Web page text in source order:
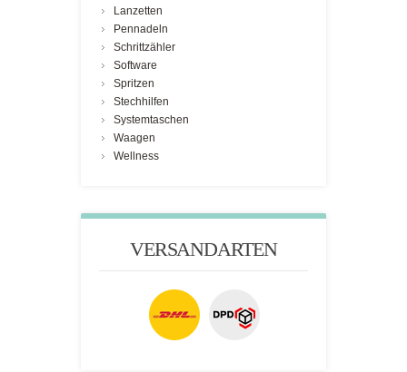
Lanzetten
Pennadeln
Schrittzähler
Software
Spritzen
Stechhilfen
Systemtaschen
Waagen
Wellness
VERSANDARTEN